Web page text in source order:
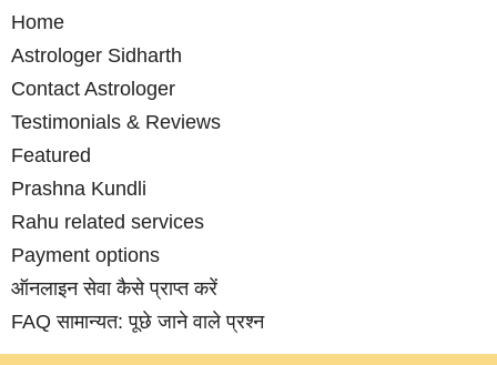
Home
Astrologer Sidharth
Contact Astrologer
Testimonials & Reviews
Featured
Prashna Kundli
Rahu related services
Payment options
ऑनलाइन सेवा कैसे प्राप्‍त करें
FAQ सामान्‍यत: पूछे जाने वाले प्रश्‍न